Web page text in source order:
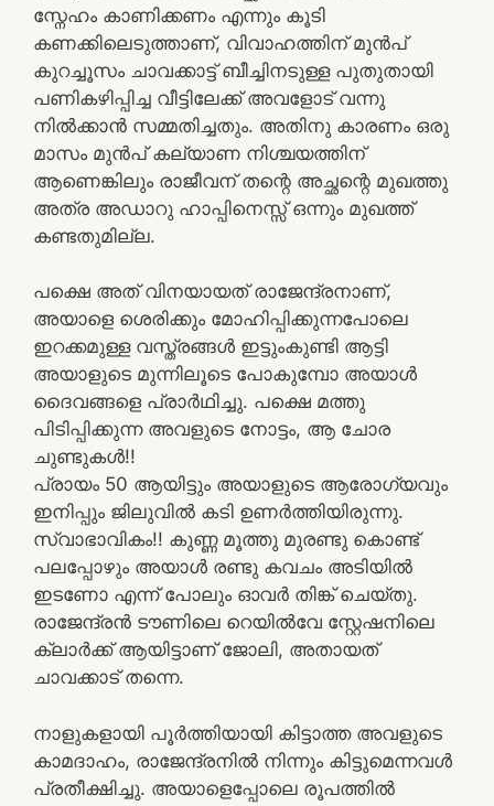
സ്നേഹം കാണിക്കണം എന്നും കൂടി
കണക്കിലെടുത്താണ്, വിവാഹത്തിന് മുൻപ്
കുറച്ചൂസം ചാവക്കാട്ട് ബീച്ചിനടുള്ള പുതുതായി
പണികഴിപ്പിച്ച വീട്ടിലേക്ക് അവളോട് വന്നു
നിൽക്കാൻ സമ്മതിച്ചതും. അതിനു കാരണം ഒരു
മാസം മുൻപ് കല്യാണ നിശ്ചയത്തിന്
ആണെങ്കിലും രാജീവന് തന്റെ അച്ഛന്റെ മുഖത്തു
അത്ര അഡാറു ഹാപ്പിനെസ്സ് ഒന്നും മുഖത്ത്
കണ്ടതുമില്ല.
പക്ഷെ അത് വിനയായത് രാജേന്ദ്രനാണ്,
അയാളെ ശെരിക്കും മോഹിപ്പിക്കുന്നപോലെ
ഇറക്കമുള്ള വസ്ത്രങ്ങൾ ഇട്ടുംകുണ്ടി ആട്ടി
അയാളുടെ മുന്നിലൂടെ പോകുമ്പോ അയാൾ
ദൈവങ്ങളെ പ്രാർഥിച്ചു. പക്ഷെ മത്തു
പിടിപ്പിക്കുന്ന അവളുടെ നോട്ടം, ആ ചോര
ചുണ്ടുകൾ!!
പ്രായം 50 ആയിട്ടും അയാളുടെ ആരോഗ്യവും
ഇനിപ്പും ജിലുവിൽ കടി ഉണർത്തിയിരുന്നു.
സ്വാഭാവികം!! കുണ്ണ മൂത്തു മുരണ്ടു കൊണ്ട്
പലപ്പോഴും അയാൾ രണ്ടു കവചം അടിയിൽ
ഇടണോ എന്ന് പോലും ഓവർ തിങ്ക് ചെയ്തു.
രാജേന്ദ്രൻ ടൗണിലെ റെയിൽവേ സ്റ്റേഷനിലെ
ക്ലാർക്ക് ആയിട്ടാണ് ജോലി, അതായത്
ചാവക്കാട് തന്നെ.
നാളുകളായി പൂർത്തിയായി കിട്ടാത്ത അവളുടെ
കാമദാഹം, രാജേന്ദ്രനിൽ നിന്നും കിട്ടുമെന്നവൾ
പ്രതീക്ഷിച്ചു. അയാളെപ്പോലെ രൂപത്തിൽ